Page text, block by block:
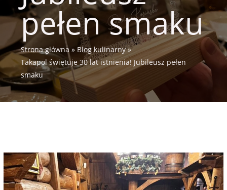
pełen smaku
Strona główna
Blog kulinarny
Takapol świętuje 30 lat istnienia! Jubileusz pełen
smaku